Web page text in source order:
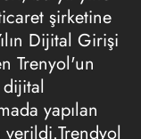
şirketine
Dijital Girişi
Trenyol'un
yapılan